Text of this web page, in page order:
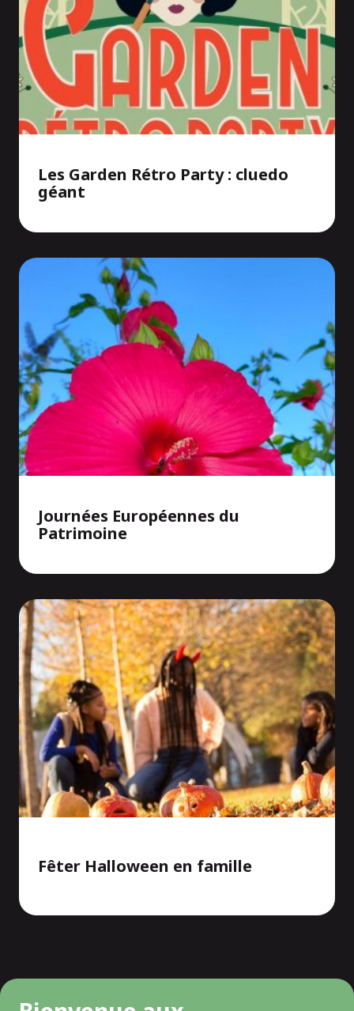
Les Garden Rétro Party : cluedo
géant
Journées Européennes du
Patrimoine
Fêter Halloween en famille